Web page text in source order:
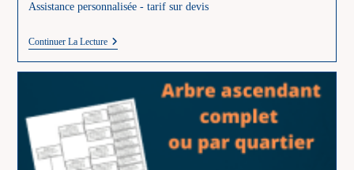
Assistance personnalisée - tarif sur devis
Continuer La LectureAssistance